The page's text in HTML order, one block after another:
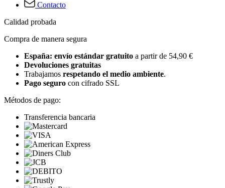
Contacto
Calidad probada
Compra de manera segura
España: envío estándar gratuito a partir de 54,90 €
Devoluciones gratuitas
Trabajamos respetando el medio ambiente.
Pago seguro con cifrado SSL
Métodos de pago:
Transferencia bancaria